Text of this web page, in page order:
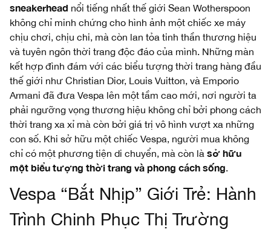
sneakerhead nổi tiếng nhất thế giới Sean Wotherspoon
không chỉ minh chứng cho hình ảnh một chiếc xe máy
chịu chơi, chịu chi, mà còn lan tỏa tinh thần thương hiệu
và tuyên ngôn thời trang độc đáo của mình. Những màn
kết hợp đình đám với các biểu tượng thời trang hàng đầu
thế giới như Christian Dior, Louis Vuitton, và Emporio
Armani đã đưa Vespa lên một tầm cao mới, nơi người ta
phải ngưỡng vọng thương hiệu không chỉ bởi phong cách
thời trang xa xỉ mà còn bởi giá trị vô hình vượt xa những
con số. Khi sở hữu một chiếc Vespa, người mua không
chỉ có một phương tiện di chuyển, mà còn là sở hữu
một biểu tượng thời trang và phong cách sống.
Vespa “Bắt Nhịp” Giới Trẻ: Hành
Trình Chinh Phục Thị Trường